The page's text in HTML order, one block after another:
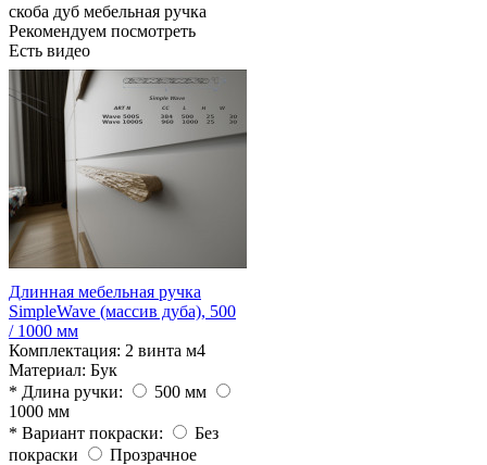
скоба дуб мебельная ручка
Рекомендуем посмотреть
Есть видео
Длинная мебельная ручка
SimpleWave (массив дуба), 500
/ 1000 мм
Комплектация: 2 винта м4
Материал: Бук
* Длина ручки:
500 мм
1000 мм
* Вариант покраски:
Без
покраски
Прозрачное